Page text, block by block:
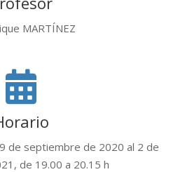
MARTÍNEZ
de septiembre de 2020 al 2 de
de 19.00 a 20.15 h